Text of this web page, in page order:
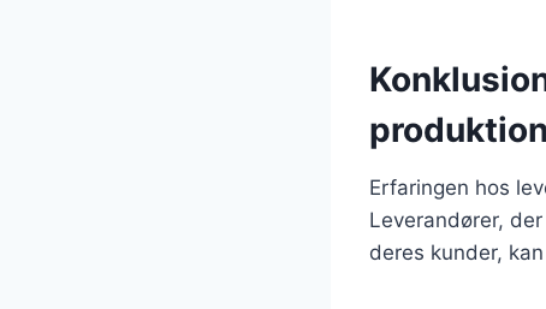
Erfaringen hos
Leverandører,
deres kunder,